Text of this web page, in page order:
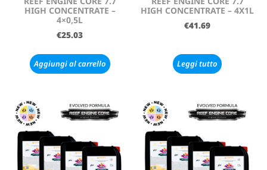
HIGH CONCENTRATE –
4×0,5L
€25.03
Aggiungi al carrello
HIGH CONCENTRATE – 4X1L
€41.69
Leggi tutto